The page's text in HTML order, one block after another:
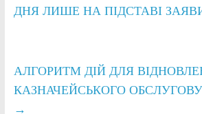
ДНЯ ЛИШЕ НА ПІДСТАВІ
АЛГОРИТМ ДІЙ ДЛЯ
КАЗНАЧЕЙСЬКОГО
→